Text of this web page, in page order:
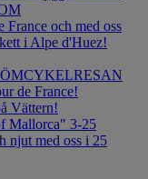
France och med oss
i Alpe d'Huez!
de France!
Vättern!
Mallorca" 3-25
njut med oss i 25